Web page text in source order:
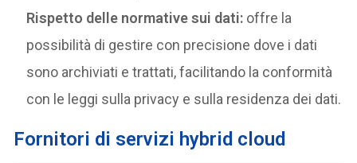
Rispetto delle normative sui dati: offre la
possibilità di gestire con precisione dove i dati
sono archiviati e trattati, facilitando la conformità
con le leggi sulla privacy e sulla residenza dei dati.
Fornitori di servizi hybrid cloud